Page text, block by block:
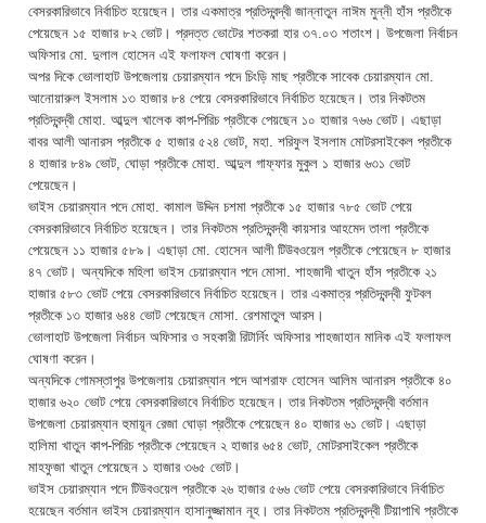
বেসরকারিভাবে নির্বাচিত হয়েছেন। তার একমাত্র প্রতিদ্বন্দ্বী জান্নাতুন নাঈম মুন্নী হাঁস প্রতীকে
পেয়েছেন ১৫ হাজার ৮২ ভোট। প্রদত্ত ভোটের শতকরা হার ৩৭.০৩ শতাংশ। উপজেলা নির্বাচন
অফিসার মো. দুলাল হোসেন এই ফলাফল ঘোষণা করেন।
অপর দিকে ভোলাহাট উপজেলায় চেয়ারম্যান পদে চিংড়ি মাছ প্রতীকে সাবেক চেয়ারম্যান মো.
আনোয়ারুল ইসলাম ১৩ হাজার ৮৪ পেয়ে বেসরকারিভাবে নির্বাচিত হয়েছেন। তার নিকটতম
প্রতিদ্বন্দ্বী মোহা. আব্দুল খালেক কাপ-পিরিচ প্রতীকে পেয়ছেন ১০ হাজার ৭৬৬ ভোট। এছাড়া
বাবর আলী আনারস প্রতীকে ৫ হাজার ৫২৪ ভোট, মহা. শরিফুল ইসলাম মোটরসাইকেল প্রতীকে
৪ হাজার ৮৪৯ ভোট, ঘোড়া প্রতীকে মোহা. আব্দুল গাফ্ফার মুকুল ১ হাজার ৬৩১ ভোট
পেয়েছেন।
ভাইস চেয়ারম্যান পদে মোহা. কামাল উদ্দিন চশমা প্রতীকে ১৫ হাজার ৭৮৫ ভোট পেয়ে
বেসরকারিভাবে নির্বাচিত হয়েছেন। তার নিকটতম প্রতিদ্বন্দ্বী কায়সার আহমেদ তালা প্রতীকে
পেয়েছেন ১১ হাজার ৫৮৯। এছাড়া মো. হোসেন আলী টিউবওয়েল প্রতীকে পেয়েছেন ৮ হাজার
৪৭ ভোট। অন্যদিকে মহিলা ভাইস চেয়ারম্যান পদে মোসা. শাহজাদী খাতুন হাঁস প্রতীকে ২১
হাজার ৫৮৩ ভোট পেয়ে বেসরকারিভাবে নির্বাচিত হয়েছেন। তার একমাত্র প্রতিদ্বন্দ্বী ফুটবল
প্রতীকে ১৩ হাজার ৬৪৪ ভোট পেয়েছেন মোসা. রেশমাতুল আরস।
ভোলাহাট উপজেলা নির্বাচন অফিসার ও সহকারী রিটার্নিং অফিসার শাহজাহান মানিক এই ফলাফল
ঘোষণা করেন।
অন্যদিকে গোমস্তাপুর উপজেলায় চেয়ারম্যান পদে আশরাফ হোসেন আলিম আনারস প্রতীকে ৪০
হাজার ৬২০ ভোট পেয়ে বেসরকারিভাবে নির্বাচিত হয়েছেন। তার নিকটতম প্রতিদ্বন্দ্বী বর্তমান
উপজেলা চেয়ারম্যান হুমায়ূন রেজা ঘোড়া প্রতীকে পেয়েছেন ৪০ হাজার ৬১ ভোট। এছাড়া
হালিমা খাতুন কাপ-পিরিচ প্রতীকে পেয়েছেন ২ হাজার ৬৫৪ ভোট, মোটরসাইকেল প্রতীকে
মাহফুজা খাতুন পেয়েছেন ১ হাজার ৩৬৫ ভোট।
ভাইস চেয়ারম্যান পদে টিউবওয়েল প্রতীকে ২৬ হাজার ৫৬৬ ভোট পেয়ে বেসরকারিভাবে নির্বাচিত
হয়েছেন বর্তমান ভাইস চেয়ারম্যান হাসানুজ্জামান নূহ। তার নিকটতম প্রতিদ্বন্দ্বী টিয়াপাখি প্রতীকে